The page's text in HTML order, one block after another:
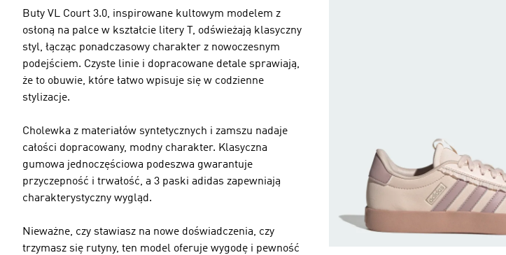
Buty VL Court 3.0, inspirowane kultowym modelem z
osłoną na palce w kształcie litery T, odświeżają klasyczny
styl, łącząc ponadczasowy charakter z nowoczesnym
podejściem. Czyste linie i dopracowane detale sprawiają,
że to obuwie, które łatwo wpisuje się w codzienne
stylizacje.
Cholewka z materiałów syntetycznych i zamszu nadaje
całości dopracowany, modny charakter. Klasyczna
gumowa jednoczęściowa podeszwa gwarantuje
przyczepność i trwałość, a 3 paski adidas zapewniają
charakterystyczny wygląd.
Nieważne, czy stawiasz na nowe doświadczenia, czy
trzymasz się rutyny, ten model oferuje wygodę i pewność